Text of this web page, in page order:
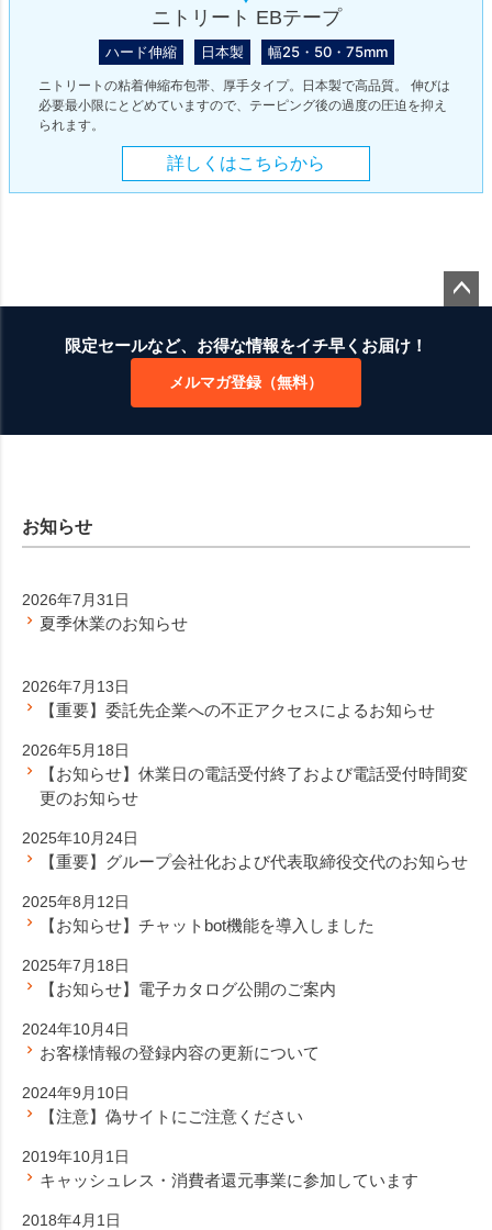
ニトリート EBテープ
ハード伸縮 日本製 幅25・50・75mm
ニトリートの粘着伸縮布包帯、厚手タイプ。日本製で高品質。 伸びは
必要最小限にとどめていますので、テーピング後の過度の圧迫を抑え
られます。
詳しくはこちらから
限定セールなど、お得な情報をイチ早くお届け！
メルマガ登録（無料）
お知らせ
2026年7月31日
夏季休業のお知らせ
2026年7月13日
【重要】委託先企業への不正アクセスによるお知らせ
2026年5月18日
【お知らせ】休業日の電話受付終了および電話受付時間変
更のお知らせ
2025年10月24日
【重要】グループ会社化および代表取締役交代のお知らせ
2025年8月12日
【お知らせ】チャットbot機能を導入しました
2025年7月18日
【お知らせ】電子カタログ公開のご案内
2024年10月4日
お客様情報の登録内容の更新について
2024年9月10日
【注意】偽サイトにご注意ください
2019年10月1日
キャッシュレス・消費者還元事業に参加しています
2018年4月1日